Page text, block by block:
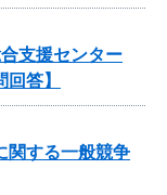
支援センター
答】
関する一般競争